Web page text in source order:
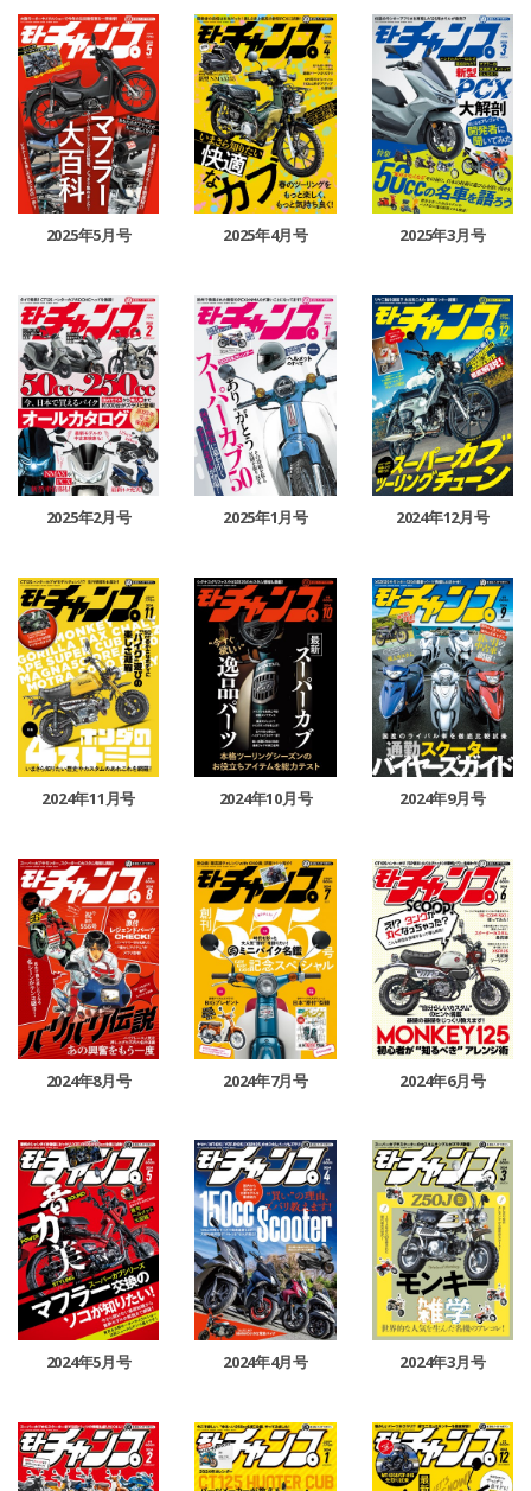
2025年5月号 2025年4月号 2025年3月号
2025年2月号 2025年1月号 2024年12月号
2024年11月号 2024年10月号 2024年9月号
2024年8月号 2024年7月号 2024年6月号
2024年5月号 2024年4月号 2024年3月号